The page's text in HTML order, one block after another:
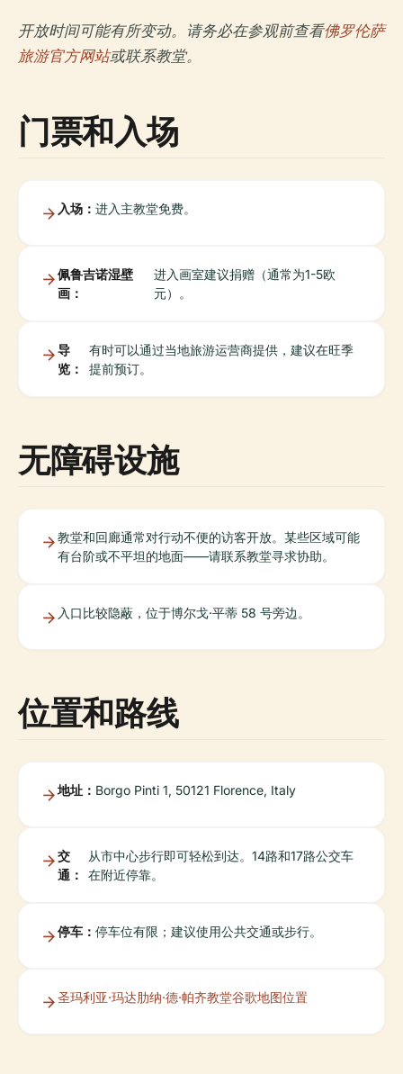
开放时间可能有所变动。请务必在参观前查看佛罗伦萨
旅游官方网站或联系教堂。
门票和入场
入场： 进入主教堂免费。
佩鲁吉诺湿壁
画：
进入画室建议捐赠（通常为1-5欧
元）。
导
览：
有时可以通过当地旅游运营商提供，建议在旺季
提前预订。
无障碍设施
教堂和回廊通常对行动不便的访客开放。某些区域可能
有台阶或不平坦的地面——请联系教堂寻求协助。
入口比较隐蔽，位于博尔戈·平蒂 58 号旁边。
位置和路线
地址： Borgo Pinti 1, 50121 Florence, Italy
交
通：
从市中心步行即可轻松到达。14路和17路公交车
在附近停靠。
停车： 停车位有限；建议使用公共交通或步行。
圣玛利亚·玛达肋纳·德·帕齐教堂谷歌地图位置